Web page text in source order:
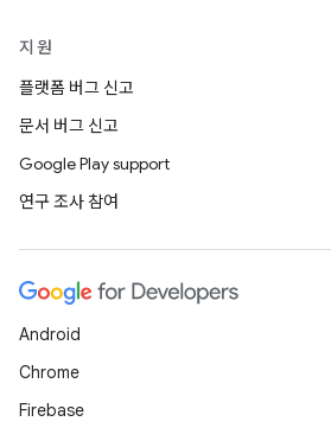
지원
플랫폼 버그 신고
문서 버그 신고
Google Play support
연구 조사 참여
Android
Chrome
Firebase